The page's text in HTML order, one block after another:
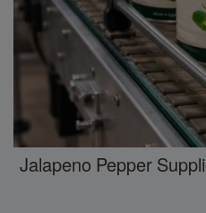
Jalapeno Pepper